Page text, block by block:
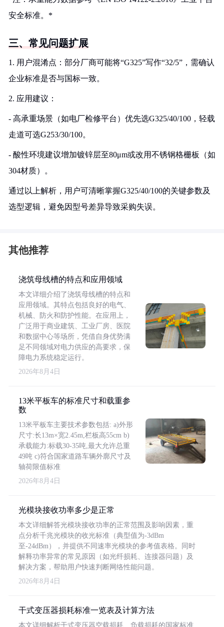
安全标准。*
三、常见问题扩展
1. 用户混淆点：部分厂商可能将“G325”写作“32/5”，需确认
企业标准是否与国标一致。
2. 应用建议：
- 高承重场景（如电厂检修平台）优先选G325/40/100，轻载
走道可选G253/30/100。
- 酸性环境建议增加镀锌层至80μm或改用不锈钢格栅板（如
304材质）。
通过以上解析，用户可清晰掌握G325/40/100的关键参数及
选型逻辑，避免因型号差异导致采购失误。
其他推荐
浇筑母线槽的特点和应用领域
本文详细介绍了浇筑母线槽的特点和
应用领域。其特点包括良好的电气、
机械、防火和防护性能。在应用上，
广泛用于商业建筑、工业厂房、医院
和数据中心等场所，凭借自身优势满
足不同领域对电力供应的高要求，保
障电力系统稳定运行。
2026年8月4日
13米平板车的标准尺寸和载重参
数
13米平板车主要技术参数包括: a)外形
尺寸:长13m×宽2.45m,栏板高55cm b)
承载能力:标载30-35吨,最大允许总重
49吨 c)符合国家道路车辆外廓尺寸及
轴荷限值标准
2026年8月4日
光模块接收功率多少是正常
本文详细解答光模块接收功率的正常范围及影响因素，重
点分析千兆光模块的收光标准（典型值为-3dBm
至-24dBm），并提供不同速率光模块的参考值表格。同时
解释功率异常的常见原因（如光纤损耗、连接器问题）及
解决方案，帮助用户快速判断网络性能问题。
2026年8月4日
干式变压器损耗标准一览表及计算方法
本文详细解析干式变压器空载损耗、负载损耗的国家标准